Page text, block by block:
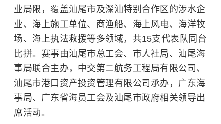
业局限，覆盖汕尾市及深汕特别合作区的涉水企
业、海上施工单位、商渔船、海上风电、海洋牧
场、海上执法救援等多领域，共15支代表队同台
比拼。赛事由汕尾市总工会、市人社局、汕尾海
事局联合主办，中交第二航务工程局有限公司、
汕尾市港口资产投资管理有限公司承办，广东海
事局、广东省海员工会及汕尾市政府相关领导出
席活动。